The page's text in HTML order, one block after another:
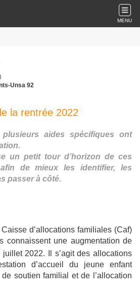
MENU
Unsa 92
la rentrée 2022
aides spécifiques ont
un petit tour d’horizon de ces
de mieux les identifier, les
passer à côté.
d’allocations familiales (Caf)
connaissent une augmentation de
juillet 2022. Il s’agit des allocations
d’accueil du jeune enfant
soutien familial et de l’allocation